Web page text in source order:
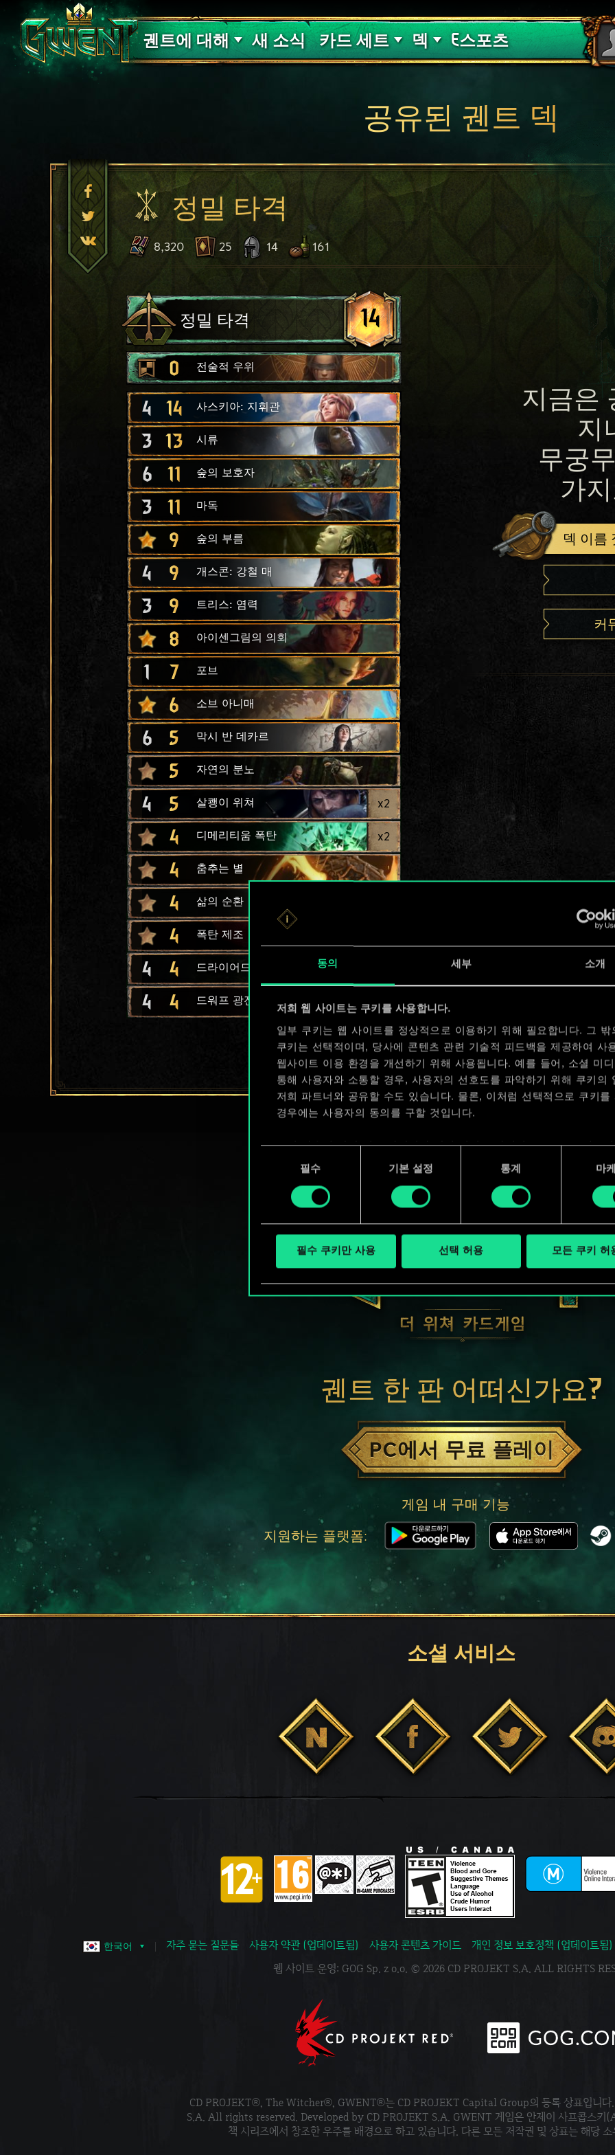
동의 세부 소개
저희 웹 사이트는 쿠키를 사용합니다.
일부 쿠키는 웹 사이트를 정상적으로 이용하기 위해 필요합니다. 그 밖
쿠키는 선택적이며, 당사에 콘텐츠 관련 기술적 피드백을 제공하여 사
웹사이트 이용 환경을 개선하기 위해 사용됩니다. 예를 들어, 소셜 미
통해 사용자와 소통할 경우, 사용자의 선호도를 파악하기 위해 쿠키의
저희 파트너와 공유할 수도 있습니다. 물론, 이처럼 선택적으로 쿠키를
경우에는 사용자의 동의를 구할 것입니다.
쿠키 사용에 관한 세부 사항이나 관련 설정은 아래의 "Settings" 메뉴에
확인할 수 있습니다.
필수 기본 설정 통계 마
필수 쿠키만 사용 선택 허용 모든 쿠키 허
궨트에 대해
고객 지원
새 소식 카드 세트
핏빛 저주
덱
덱 가이드
E스포츠
공유된 궨트 덱
정밀 타격
8,320 25 14 161
정밀 타격 14
0 전술적 우위
4 14 사스키아: 지휘관
3 13 시류
6 11 숲의 보호자
3 11 마독
9 숲의 부름
4 9 개스콘: 강철 매
3 9 트리스: 염력
8 아이센그림의 의회
1 7 포브
6 소브 아니매
6 5 막시 반 데카르
5 자연의 분노
4 5 살쾡이 위쳐 x2
4 디메리티움 폭탄 x2
4 춤추는 별
4 삶의 순환
4 폭탄 제조
4 4 드라이어드 교사
4 4 드워프 광전사 x2
지금은
지
무궁
가
덱 이름
커
궨트 한 판 어떠신가요?
PC에서 무료 플레이
게임 내 구매 기능
지원하는 플랫폼:
소셜 서비스
한국어 자주 묻는 질문들 사용자 약관 (업데이트됨) 사용자 콘텐츠 가이드
개인 정보 보호정책 (업데이트됨)
웹 사이트 운영: GOG Sp. z o.o. © 2026 CD PROJEKT S.A. ALL RIGHTS
CD PROJEKT®, The Witcher®, GWENT®는 CD PROJEKT Capital Group의 등록 상표입니
S.A. All rights reserved. Developed by CD PROJEKT S.A. GWENT 게임은 안제이 사프콥스키
책 시리즈에서 창조한 우주를 배경으로 하고 있습니다. 다른 모든 저작권 및 상표는 해당